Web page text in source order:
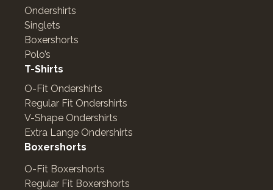
Ondershirts
Singlets
Boxershorts
Polo’s
T-Shirts
O-Fit Ondershirts
Regular Fit Ondershirts
V-Shape Ondershirts
Extra Lange Ondershirts
Boxershorts
O-Fit Boxershorts
Regular Fit Boxershorts